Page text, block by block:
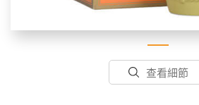
查看細節